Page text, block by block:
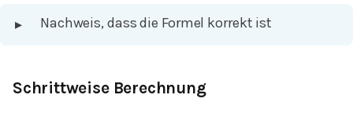
▸ Nachweis, dass die Formel korrekt ist
Schrittweise Berechnung